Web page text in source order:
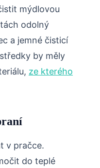
mýdlovou
odolný
a jemné čisticí
by měly
ze kterého
v pračce.
do teplé